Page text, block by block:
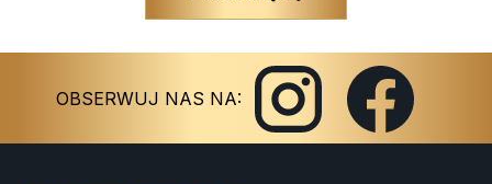
OBSERWUJ NAS NA:
Instagram